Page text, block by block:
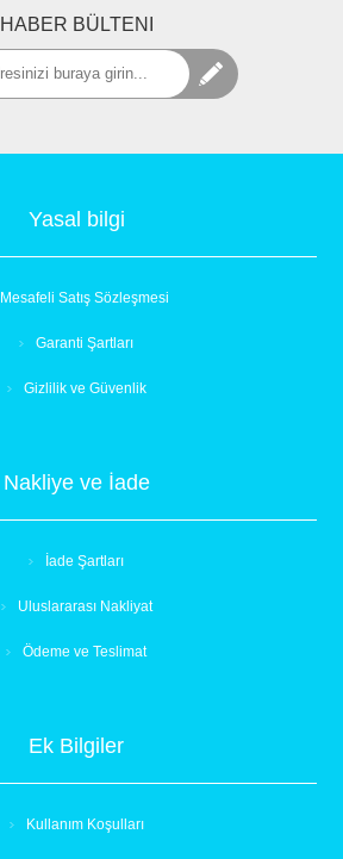
HABER BÜLTENI
Yasal bilgi
Mesafeli Satış Sözleşmesi
Garanti Şartları
Gizlilik ve Güvenlik
Nakliye ve İade
İade Şartları
Uluslararası Nakliyat
Ödeme ve Teslimat
Ek Bilgiler
Kullanım Koşulları